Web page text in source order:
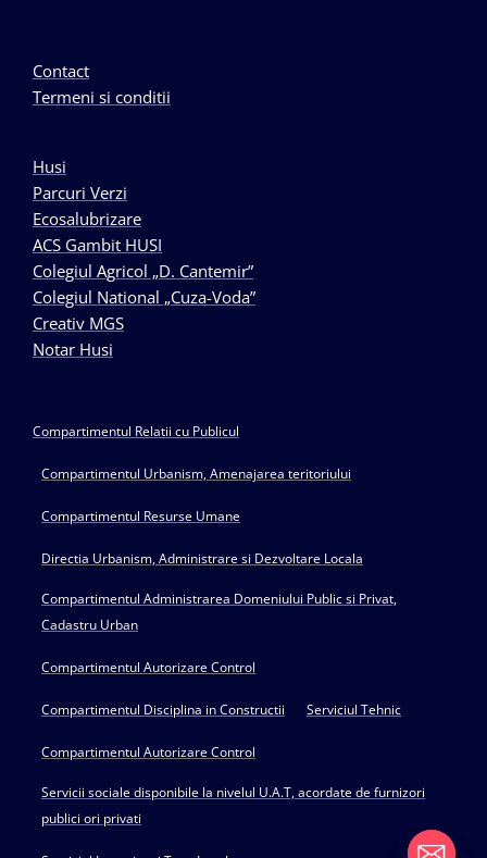
Contact
Termeni si conditii
Husi
Parcuri Verzi
Ecosalubrizare
ACS Gambit HUSI
Colegiul Agricol „D. Cantemir”
Colegiul National „Cuza-Voda”
Creativ MGS
Notar Husi
Compartimentul Relatii cu Publicul
Compartimentul Urbanism, Amenajarea teritoriului
Compartimentul Resurse Umane
Directia Urbanism, Administrare si Dezvoltare Locala
Compartimentul Administrarea Domeniului Public si Privat,
Cadastru Urban
Compartimentul Autorizare Control
Compartimentul Disciplina in Constructii Serviciul Tehnic
Compartimentul Autorizare Control
Servicii sociale disponibile la nivelul U.A.T, acordate de furnizori
publici ori privati